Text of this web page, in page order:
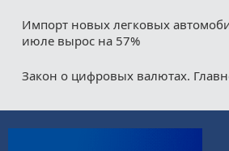
Импорт новых легковых
июле вырос на 57%
Закон о цифровых валютах.